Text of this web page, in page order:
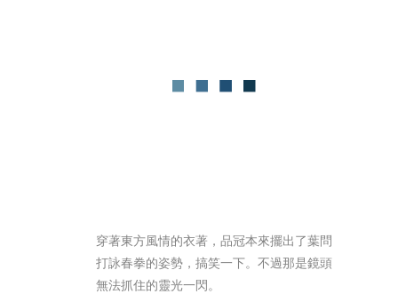
穿著東方風情的衣著，品冠本來擺出了葉問
打詠春拳的姿勢，搞笑一下。不過那是鏡頭
無法抓住的靈光一閃。